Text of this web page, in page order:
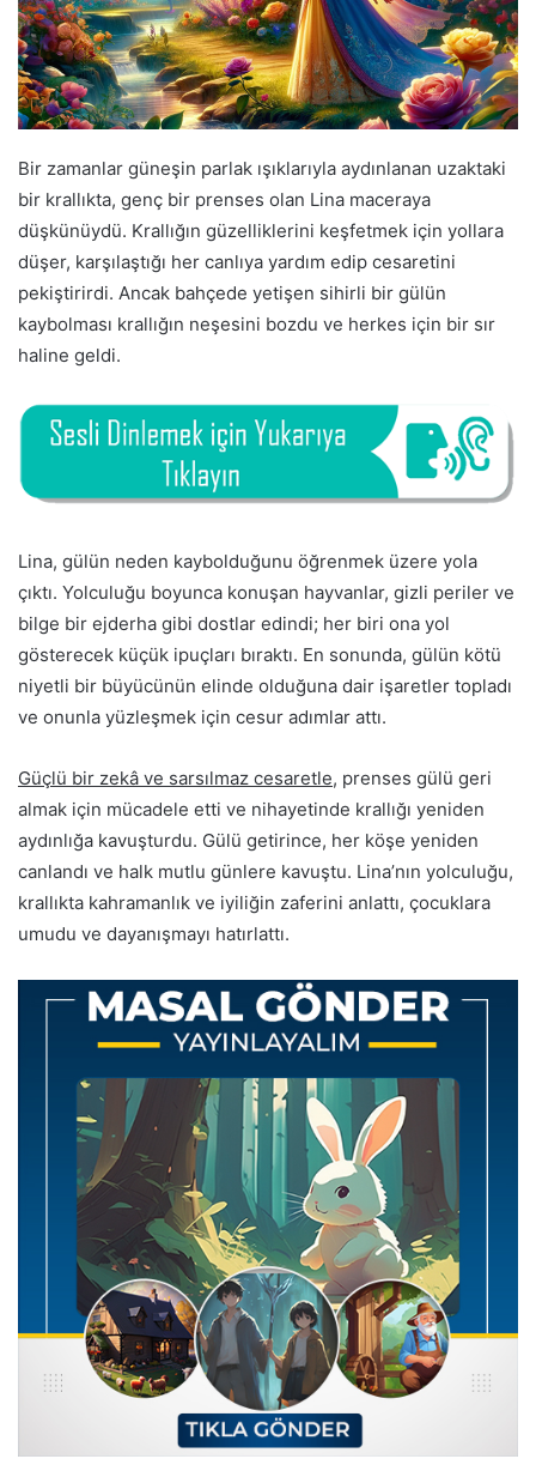
Bir zamanlar güneşin parlak ışıklarıyla aydınlanan uzaktaki
bir krallıkta, genç bir prenses olan Lina maceraya
düşkünüydü. Krallığın güzelliklerini keşfetmek için yollara
düşer, karşılaştığı her canlıya yardım edip cesaretini
pekiştirirdi. Ancak bahçede yetişen sihirli bir gülün
kaybolması krallığın neşesini bozdu ve herkes için bir sır
haline geldi.
Lina, gülün neden kaybolduğunu öğrenmek üzere yola
çıktı. Yolculuğu boyunca konuşan hayvanlar, gizli periler ve
bilge bir ejderha gibi dostlar edindi; her biri ona yol
gösterecek küçük ipuçları bıraktı. En sonunda, gülün kötü
niyetli bir büyücünün elinde olduğuna dair işaretler topladı
ve onunla yüzleşmek için cesur adımlar attı.
Güçlü bir zekâ ve sarsılmaz cesaretle, prenses gülü geri
almak için mücadele etti ve nihayetinde krallığı yeniden
aydınlığa kavuşturdu. Gülü getirince, her köşe yeniden
canlandı ve halk mutlu günlere kavuştu. Lina’nın yolculuğu,
krallıkta kahramanlık ve iyiliğin zaferini anlattı, çocuklara
umudu ve dayanışmayı hatırlattı.